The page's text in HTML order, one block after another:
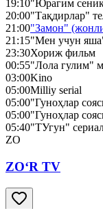
19:10"Юрагим
20:00"Тақдирлар"
21:00"Замон"
21:15"Мен учун
23:30Хориж фильм
00:55"Лола гулим"
03:00Kino
05:00Milliy serial
05:00"Гуноҳлар
05:00"Гуноҳлар
05:40"ТУгун"
ZO
ZO‘R TV